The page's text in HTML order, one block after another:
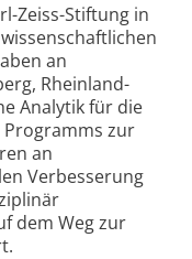
Zeiss-Stiftung in
an
Rheinland-
Analytik für die
Programms zur
an
Verbesserung
dem Weg zur